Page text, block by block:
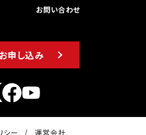
お問い合わせ
申し込み
シー 運営会社